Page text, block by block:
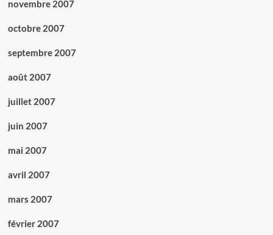
novembre 2007
octobre 2007
septembre 2007
août 2007
juillet 2007
juin 2007
mai 2007
avril 2007
mars 2007
février 2007